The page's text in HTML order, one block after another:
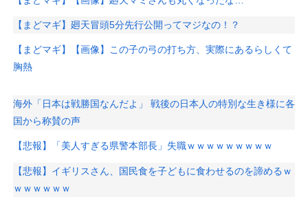
【まどマギ】廻天冒頭5分先行公開ってマジなの！？
【まどマギ】【画像】この子の弓の打ち方、実際にあるらしくて
胸熱
海外「日本は戦勝国なんだよ」 戦後の日本人の特別な生き様に各
国から称賛の声
【悲報】「美人すぎる県警本部長」失職ｗｗｗｗｗｗｗｗｗ
【悲報】イギリスさん、国民食を子どもに食わせるのを諦めるｗ
ｗｗｗｗｗｗ